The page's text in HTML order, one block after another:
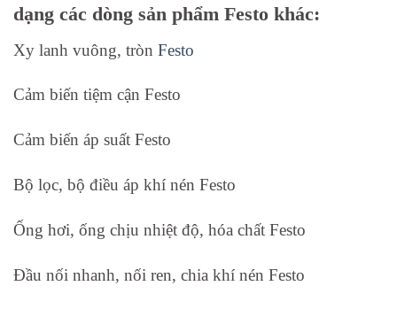
dạng các dòng sản phẩm Festo khác:
Xy lanh vuông, tròn Festo
Cảm biến tiệm cận Festo
Cảm biến áp suất Festo
Bộ lọc, bộ điều áp khí nén Festo
Ống hơi, ống chịu nhiệt độ, hóa chất Festo
Đầu nối nhanh, nối ren, chia khí nén Festo